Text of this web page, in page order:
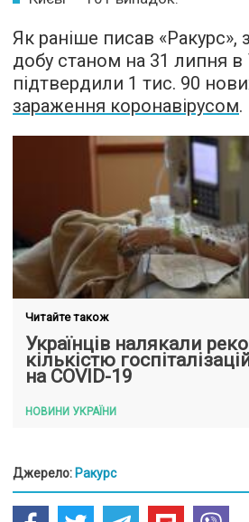
Як раніше писав
добу станом на 31 липня в
підтвердили 1 тис. 90
зараження коронавірусом.
Читайте також
Українців налякали
кількістю
на COVID-19
НОВИНИ УКРАЇНИ
Джерело: Ракурс